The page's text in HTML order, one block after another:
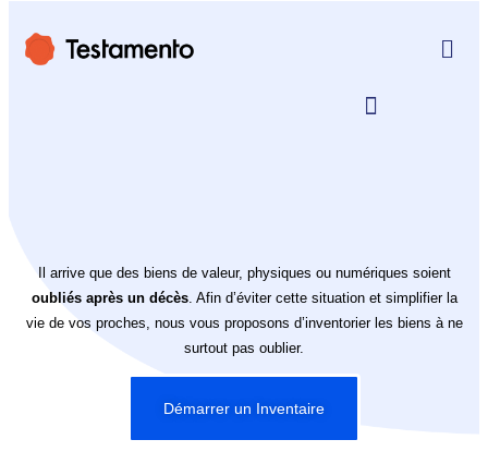
Il arrive que des biens de valeur, physiques ou numériques soient
oubliés après un décès. Afin d’éviter cette situation et simplifier la
vie de vos proches, nous vous proposons d’inventorier les biens à ne
surtout pas oublier.
Démarrer un Inventaire